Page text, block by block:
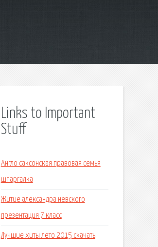
Links to Important
Stuff
Англо саксонская правовая семья
шпаргалка
Житие александра невского
презентация 7 класс
Лучшие хиты лето 2015 скачать